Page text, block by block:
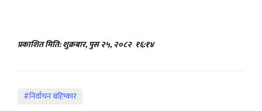
प्रकाशित मिति: शुक्रबार, पुस २५, २०८२ १६:१४
#निर्वाचन बहिष्कार